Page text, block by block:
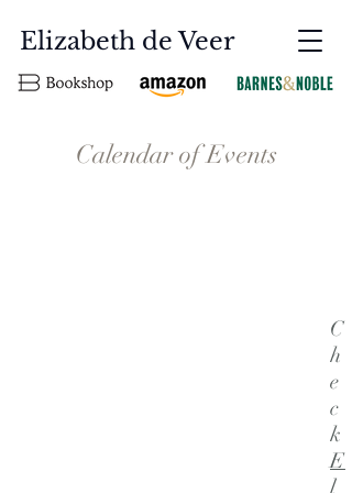
Elizabeth de Veer
Calendar of Events
C
h
e
c
k
E
l